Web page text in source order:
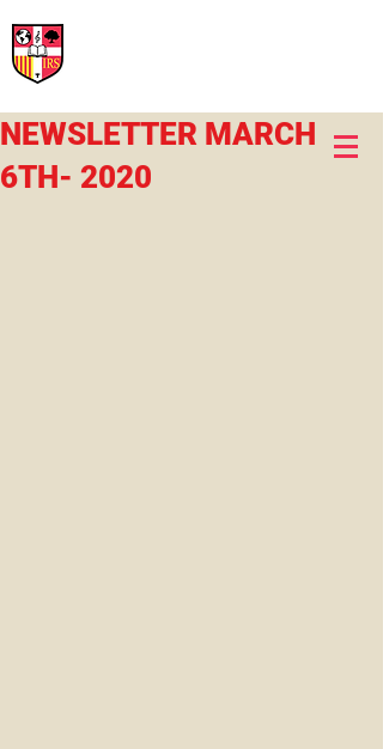
NEWSLETTER MARCH
6TH- 2020